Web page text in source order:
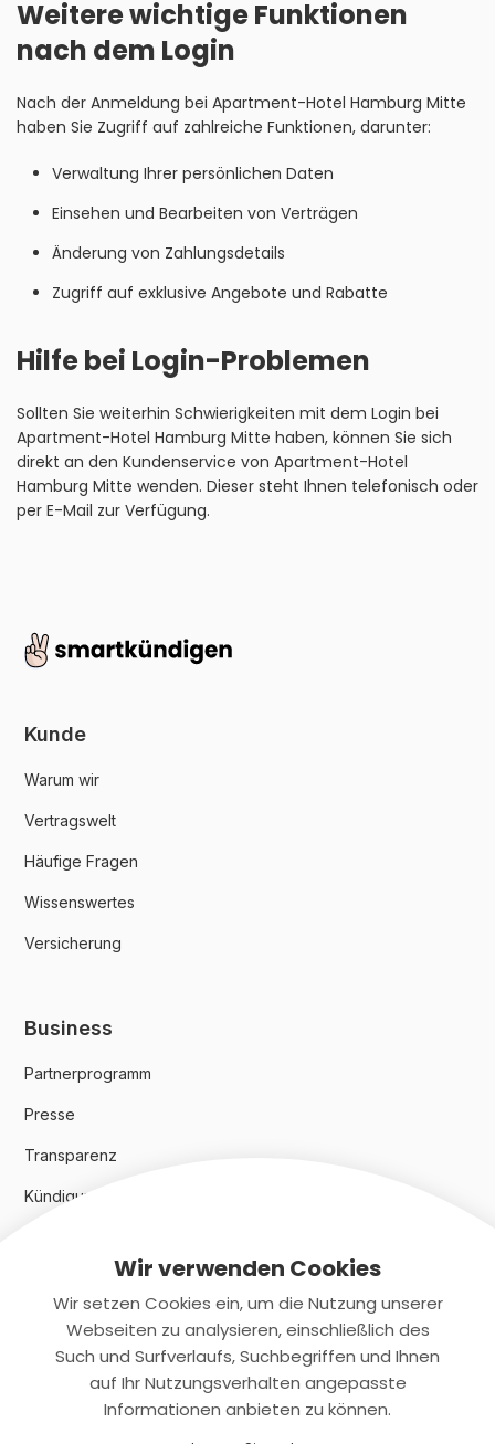
Weitere wichtige Funktionen
nach dem Login
Nach der Anmeldung bei Apartment-Hotel Hamburg Mitte
haben Sie Zugriff auf zahlreiche Funktionen, darunter:
Verwaltung Ihrer persönlichen Daten
Einsehen und Bearbeiten von Verträgen
Änderung von Zahlungsdetails
Zugriff auf exklusive Angebote und Rabatte
Hilfe bei Login-Problemen
Sollten Sie weiterhin Schwierigkeiten mit dem Login bei
Apartment-Hotel Hamburg Mitte haben, können Sie sich
direkt an den Kundenservice von Apartment-Hotel
Hamburg Mitte wenden. Dieser steht Ihnen telefonisch oder
per E-Mail zur Verfügung.
Kunde
Warum wir
Vertragswelt
Häufige Fragen
Wissenswertes
Versicherung
Business
Partnerprogramm
Presse
Transparenz
Kündigungsindex 2024
Rechtliches
Datenschutz
Wir verwenden Cookies
Wir setzen Cookies ein, um die Nutzung unserer
Webseiten zu analysieren, einschließlich des
Such und Surfverlaufs, Suchbegriffen und Ihnen
auf Ihr Nutzungsverhalten angepasste
Informationen anbieten zu können.